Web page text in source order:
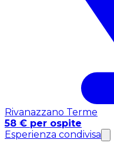
Rivanazzano Terme
58 € per ospite
Esperienza condivisa